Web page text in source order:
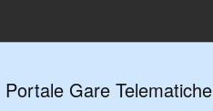
Portale Gare Telematiche